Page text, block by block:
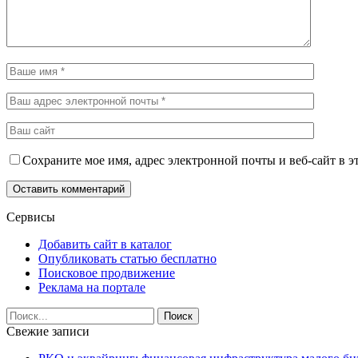
Сохраните мое имя, адрес электронной почты и веб-сайт в
Сервисы
Добавить сайт в каталог
Опубликовать статью бесплатно
Поисковое продвижение
Реклама на портале
Свежие записи